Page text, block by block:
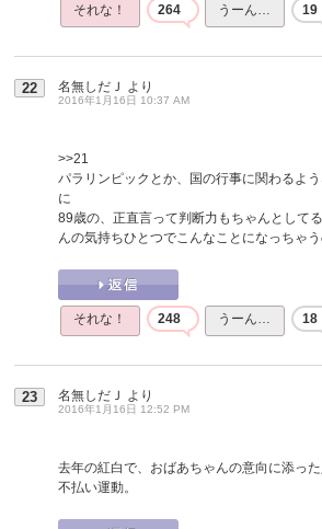
それな！ 264 うーん… 19
22 名無しだＪ より
2016年1月16日 10:37 AM
>>21
パラリンピックとか、国の行事に関わるよ
に
89歳の、正直言って判断力もちゃんとして
んの気持ちひとつでこんなことになっちゃ
それな！ 248 うーん… 18
23 名無しだＪ より
2016年1月16日 12:52 PM
去年の紅白で、おばあちゃんの意向に添っ
不払い運動。